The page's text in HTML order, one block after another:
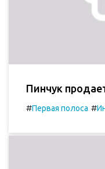
Пинчук
#Первая полоса #